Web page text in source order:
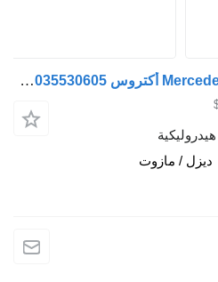
أسطوانة هيدروليكية Mercedes-Benz أكتروس mp4 2545 (01.13-) A0035530605 لـ السيارات القاطرة Mercedes-Benz Actros MP4 Antos Arocs (2012-)